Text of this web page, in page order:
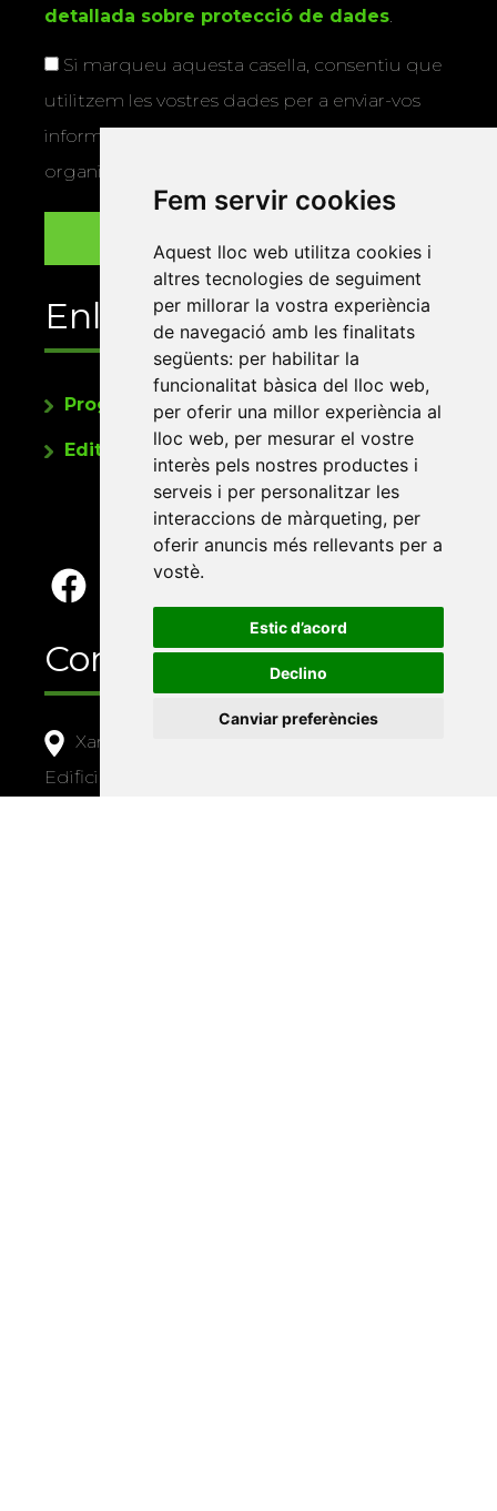
Fem servir cookies
Aquest lloc web utilitza cookies i
altres tecnologies de seguiment
per millorar la vostra experiència
de navegació amb les finalitats
següents: per habilitar la
funcionalitat bàsica del lloc web,
per oferir una millor experiència al
lloc web, per mesurar el vostre
interès pels nostres productes i
serveis i per personalitzar les
interaccions de màrqueting, per
oferir anuncis més rellevants per a
vostè.
Estic d’acord
Declino
Canviar preferències
detallada sobre protecció de dades.
Si marqueu aquesta casella, consentiu que
utilitzem les vostres dades per a enviar-vos
informació sobre els actes i activitats que
organitza la Xarxa Vives.
Enllaços
Programa de publicacions
Editorials universitàries a Twitter
Contacte
Xarxa Vives d'Universitats
Edifici Àgora